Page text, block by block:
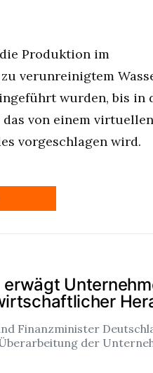
Produktion im
verunreinigtem
wurden, bis in
von einem virtuellen
vorgeschlagen wird.
erwägt
Finanzminister
der